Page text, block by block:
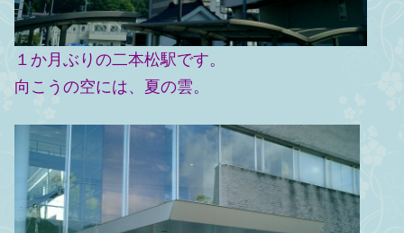
１か月ぶりの二本松駅です。
向こうの空には、夏の雲。